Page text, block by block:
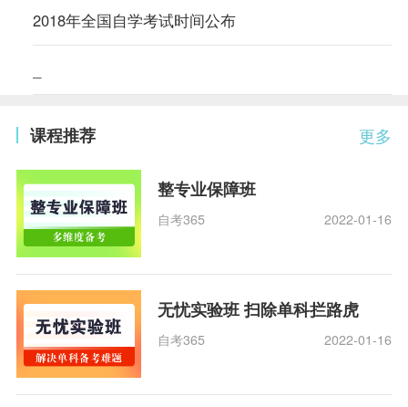
2018年全国自学考试时间公布
更多
课程推荐
整专业保障班
自考365 2022-01-16
无忧实验班 扫除单科拦路虎
自考365 2022-01-16